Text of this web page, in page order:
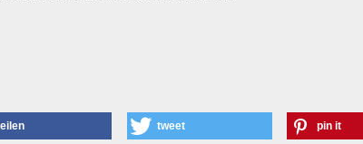
tweet pin it